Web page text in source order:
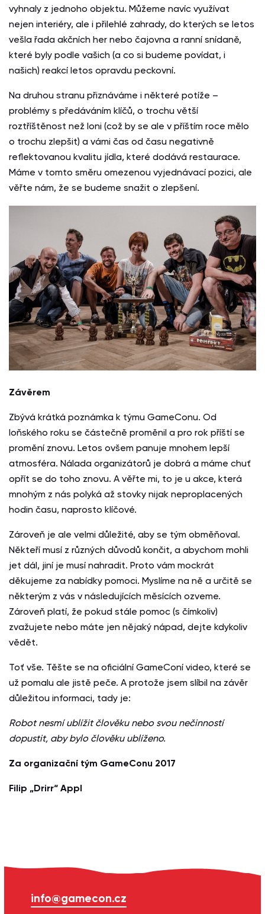
vyhnaly z jednoho objektu. Můžeme navíc využívat
nejen interiéry, ale i přilehlé zahrady, do kterých se letos
vešla řada akčních her nebo čajovna a ranní snídaně,
které byly podle vašich (a co si budeme povídat, i
našich) reakcí letos opravdu peckovní.
Na druhou stranu přiznáváme i některé potíže –
problémy s předáváním klíčů, o trochu větší
roztříštěnost než loni (což by se ale v příštím roce mělo
o trochu zlepšit) a vámi čas od času negativně
reflektovanou kvalitu jídla, které dodává restaurace.
Máme v tomto směru omezenou vyjednávací pozici, ale
věřte nám, že se budeme snažit o zlepšení.
Závěrem
Zbývá krátká poznámka k týmu GameConu. Od
loňského roku se částečně proměnil a pro rok příští se
promění znovu. Letos ovšem panuje mnohem lepší
atmosféra. Nálada organizátorů je dobrá a máme chuť
opřít se do toho znovu. A věřte mi, to je u akce, která
mnohým z nás polyká až stovky nijak neproplacených
hodin času, naprosto klíčové.
Zároveň je ale velmi důležité, aby se tým obměňoval.
Někteří musí z různých důvodů končit, a abychom mohli
jet dál, jiní je musí nahradit. Proto vám mockrát
děkujeme za nabídky pomoci. Myslíme na ně a určitě se
některým z vás v následujících měsících ozveme.
Zároveň platí, že pokud stále pomoc (s čímkoliv)
zvažujete nebo máte jen nějaký nápad, dejte kdykoliv
vědět.
Toť vše. Těšte se na oficiální GameConí video, které se
už pomalu ale jistě peče. A protože jsem slíbil na závěr
důležitou informaci, tady je:
Robot nesmí ublížit člověku nebo svou nečinností
dopustit, aby bylo člověku ublíženo.
Za organizační tým GameConu 2017
Filip „Drirr“ Appl
info@gamecon.cz